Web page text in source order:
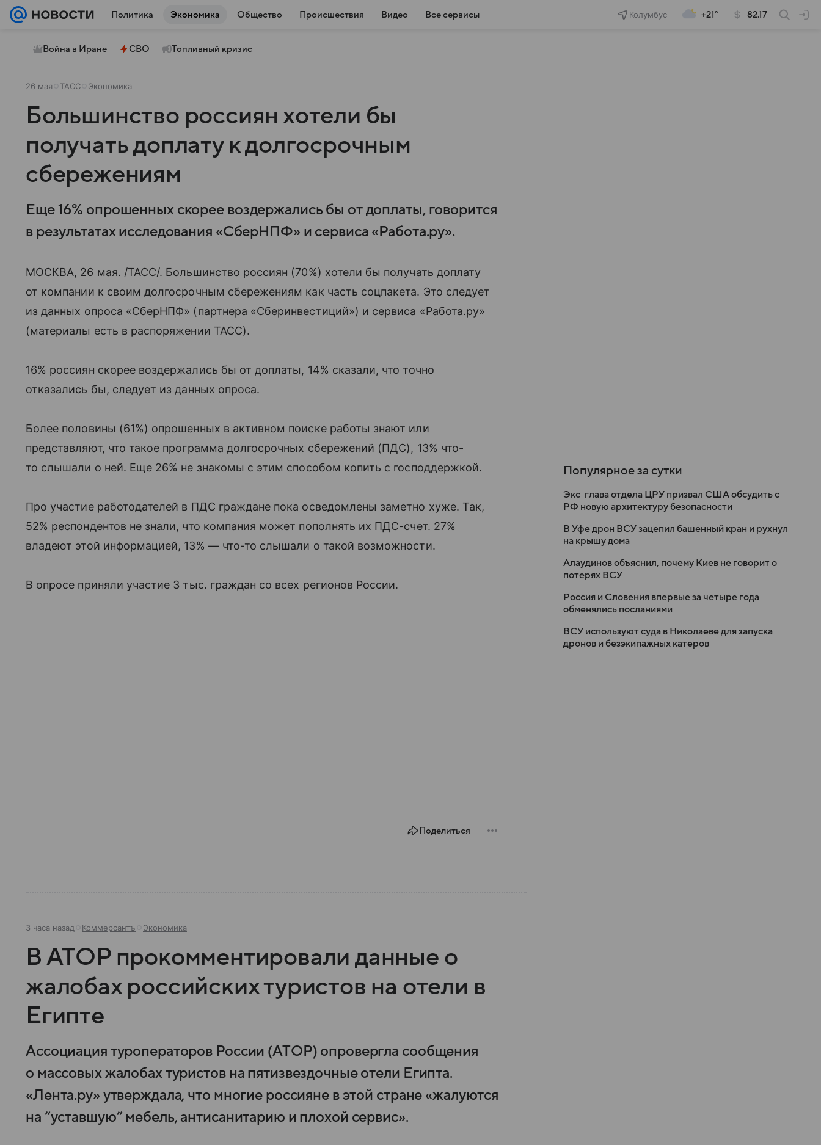
Политика Экономика Общество Происшествия Видео Все сервисы Колумбус +21° 82.17
Война в Иране СВО Топливный кризис
26 мая ТАСС Экономика
Большинство россиян хотели бы
получать доплату к долгосрочным
сбережениям
Еще 16% опрошенных скорее воздержались бы от доплаты, говорится
в результатах исследования «СберНПФ» и сервиса «Работа.ру».
МОСКВА, 26 мая. /ТАСС/. Большинство россиян (70%) хотели бы получать доплату
от компании к своим долгосрочным сбережениям как часть соцпакета. Это следует
из данных опроса «СберНПФ» (партнера «Сберинвестиций») и сервиса «Работа.ру»
(материалы есть в распоряжении ТАСС).
16% россиян скорее воздержались бы от доплаты, 14% сказали, что точно
отказались бы, следует из данных опроса.
Более половины (61%) опрошенных в активном поиске работы знают или
представляют, что такое программа долгосрочных сбережений (ПДС), 13% что-
то слышали о ней. Еще 26% не знакомы с этим способом копить с господдержкой.
Про участие работодателей в ПДС граждане пока осведомлены заметно хуже. Так,
52% респондентов не знали, что компания может пополнять их ПДС-счет. 27%
владеют этой информацией, 13% — что-то слышали о такой возможности.
В опросе приняли участие 3 тыс. граждан со всех регионов России.
Поделиться
3 часа назад Коммерсантъ Экономика
В АТОР прокомментировали данные о
жалобах российских туристов на отели в
Египте
Ассоциация туроператоров России (АТОР) опровергла сообщения
о массовых жалобах туристов на пятизвездочные отели Египта.
«Лента.ру» утверждала, что многие россияне в этой стране «жалуются
на “уставшую” мебель, антисанитарию и плохой сервис».
Популярное за сутки
Экс-глава отдела ЦРУ призвал США обсудить с
РФ новую архитектуру безопасности
В Уфе дрон ВСУ зацепил башенный кран и рухнул
на крышу дома
Алаудинов объяснил, почему Киев не говорит о
потерях ВСУ
Россия и Словения впервые за четыре года
обменялись посланиями
ВСУ используют суда в Николаеве для запуска
дронов и безэкипажных катеров